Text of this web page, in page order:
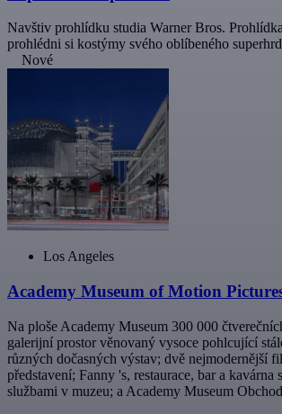
Navštiv prohlídku studia Warner Bros.
prohlédni si kostýmy svého oblíbeného
Nové
Los Angeles
Academy Museum of Motion
Na ploše Academy Museum 300 000
galerijní prostor věnovaný vysoce pohlcující
různých dočasných výstav; dvě nejmodernější
představení; Fanny 's, restaurace, bar a kavárna
službami v muzeu; a Academy Museum